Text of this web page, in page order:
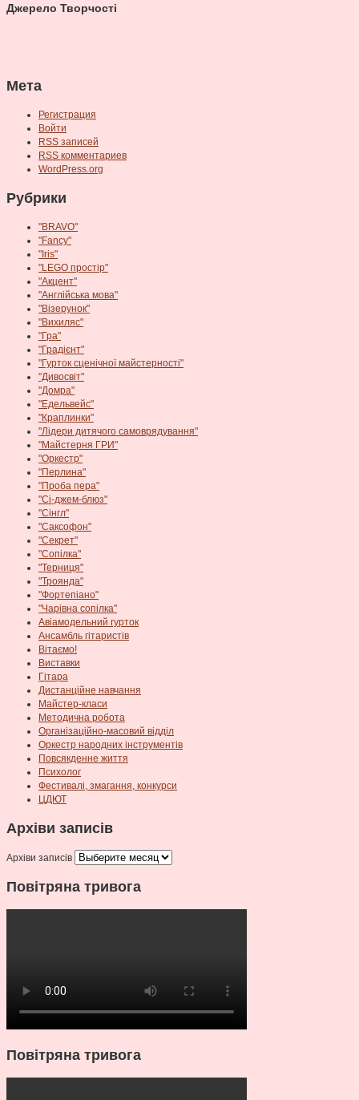
Джерело Творчості
Мета
Регистрация
Войти
RSS записей
RSS комментариев
WordPress.org
Рубрики
"BRAVO"
"Fancy"
"Iris"
"LEGO простір"
"Акцент"
"Англійська мова"
"Візерунок"
"Вихиляс"
"Гра"
"Градієнт"
"Гурток сценічної майстерності"
"Дивосвіт"
"Домра"
"Едельвейс"
"Краплинки"
"Лідери дитячого самоврядування"
"Майстерня ГРИ"
"Оркестр"
"Перлина"
"Проба пера"
"Сі-джем-блюз"
"Сінгл"
"Саксофон"
"Секрет"
"Сопілка"
"Терниця"
"Троянда"
"Фортепіано"
"Чарівна сопілка"
Авіамодельний гурток
Ансамбль гітаристів
Вітаємо!
Виставки
Гітара
Дистанційне навчання
Майстер-класи
Методична робота
Організаційно-масовий відділ
Оркестр народних інструментів
Повсякденне життя
Психолог
Фестивалі, змагання, конкурси
ЦДЮТ
Архіви записів
Архіви записів
Повітряна тривога
Повітряна тривога